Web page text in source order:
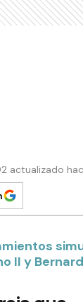
actualizado
II y